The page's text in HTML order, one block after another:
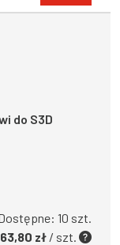
do S3D
10 szt.
zł / szt.